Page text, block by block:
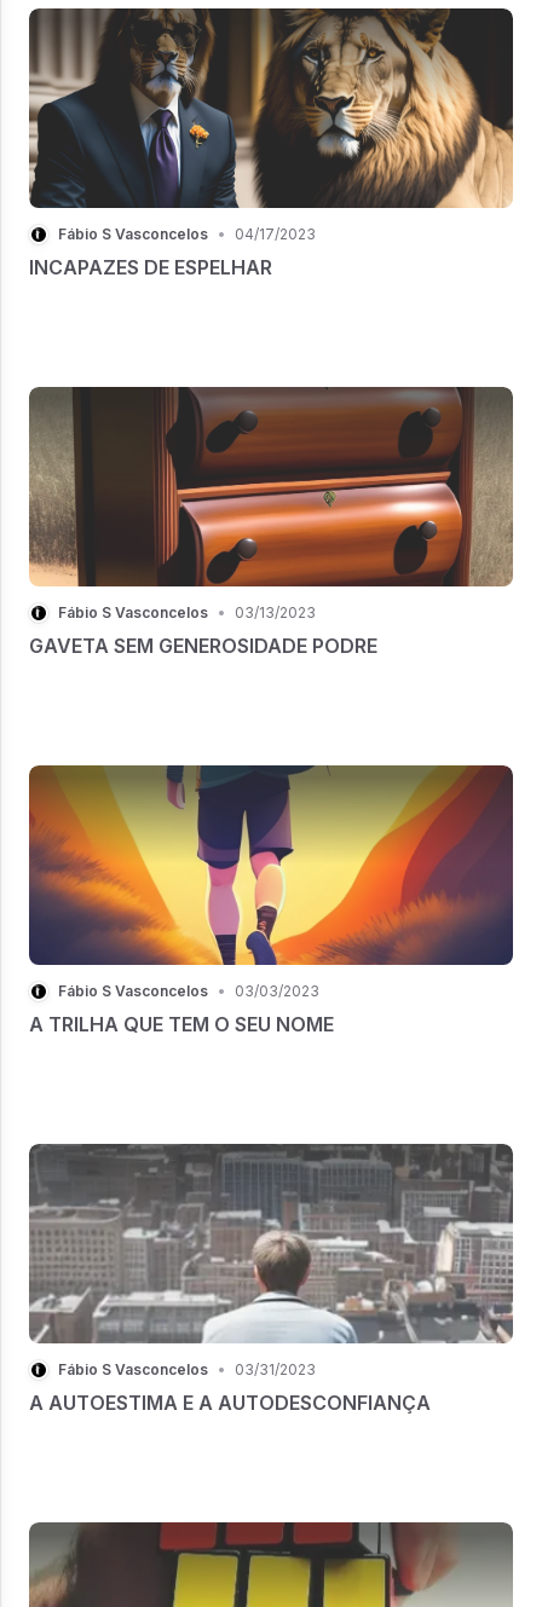
Fábio S Vasconcelos • 04/17/2023
INCAPAZES DE ESPELHAR
Fábio S Vasconcelos • 03/13/2023
GAVETA SEM GENEROSIDADE PODRE
Fábio S Vasconcelos • 03/03/2023
A TRILHA QUE TEM O SEU NOME
Fábio S Vasconcelos • 03/31/2023
A AUTOESTIMA E A AUTODESCONFIANÇA